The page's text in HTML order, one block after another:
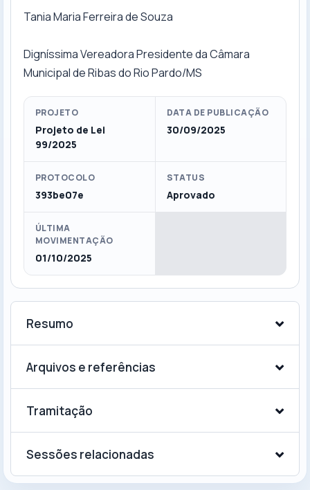
Tania Maria Ferreira de Souza
Digníssima Vereadora Presidente da Câmara
Municipal de Ribas do Rio Pardo/MS
PROJETO
Projeto de Lei
99/2025
DATA DE PUBLICAÇÃO
30/09/2025
PROTOCOLO
393be07e
STATUS
Aprovado
ÚLTIMA
MOVIMENTAÇÃO
01/10/2025
Resumo
Arquivos e referências
Tramitação
Sessões relacionadas